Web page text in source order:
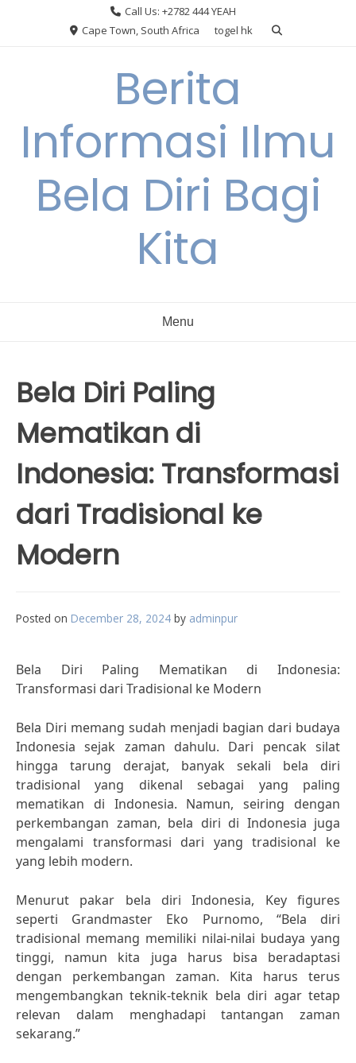
Call Us: +2782 444 YEAH
Cape Town, South Africa
togel hk
Berita
Informasi Ilmu
Bela Diri Bagi
Kita
Menu
Bela Diri Paling
Mematikan di
Indonesia: Transformasi
dari Tradisional ke
Modern
Posted on December 28, 2024 by adminpur
Bela Diri Paling Mematikan di Indonesia:
Transformasi dari Tradisional ke Modern
Bela Diri memang sudah menjadi bagian dari budaya
Indonesia sejak zaman dahulu. Dari pencak silat
hingga tarung derajat, banyak sekali bela diri
tradisional yang dikenal sebagai yang paling
mematikan di Indonesia. Namun, seiring dengan
perkembangan zaman, bela diri di Indonesia juga
mengalami transformasi dari yang tradisional ke
yang lebih modern.
Menurut pakar bela diri Indonesia, Key figures
seperti Grandmaster Eko Purnomo, “Bela diri
tradisional memang memiliki nilai-nilai budaya yang
tinggi, namun kita juga harus bisa beradaptasi
dengan perkembangan zaman. Kita harus terus
mengembangkan teknik-teknik bela diri agar tetap
relevan dalam menghadapi tantangan zaman
sekarang.”